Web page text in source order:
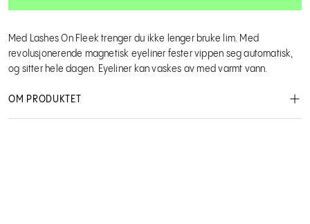
Med Lashes On Fleek trenger du ikke lenger bruke lim. Med
revolusjonerende magnetisk eyeliner fester vippen seg automatisk,
og sitter hele dagen. Eyeliner kan vaskes av med varmt vann.
OM PRODUKTET